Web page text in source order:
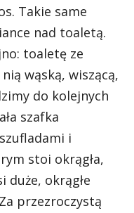
Takie same
nad toaletą.
toaletę ze
wąską, wiszącą,
do kolejnych
szafka
i
stoi okrągła,
duże, okrągłe
przezroczystą